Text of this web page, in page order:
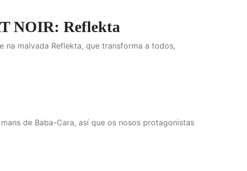
NOIR: Reflekta
malvada Reflekta, que transforma a todos,
de Baba-Cara, así que os nosos protagonistas